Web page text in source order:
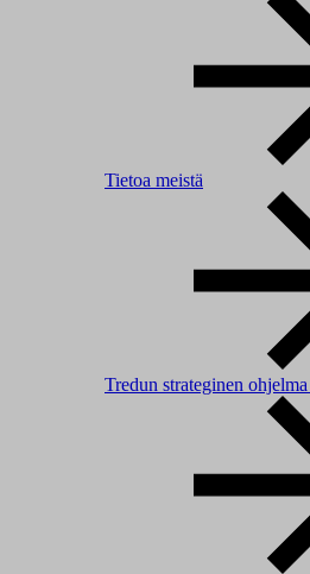
Tietoa meistä
Tredun strateginen